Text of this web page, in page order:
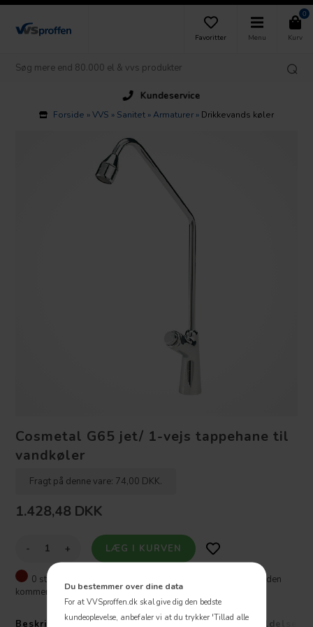
Du bestemmer over dine data
For at VVSproffen.dk skal give dig den bedste
kundeoplevelse, anbefaler vi at du trykker 'Tillad alle
Favoritter Menu
0
Kurv
Kundeservice
Forside »VVS » Sanitet»Armaturer» Drikkevands køler
Cosmetal G65 jet/ 1-vejs tappehane til
vandkøler
Fragt på denne vare: 74,00 DKK.
1.428,48 DKK
- +
0 stk. ⎮
Varen er ikke på lager - Ønsker du at vide hvornår den
kommer på lager igen, så skriv til os
Beskrivelse Specifikationer Fragt Anmeldelser